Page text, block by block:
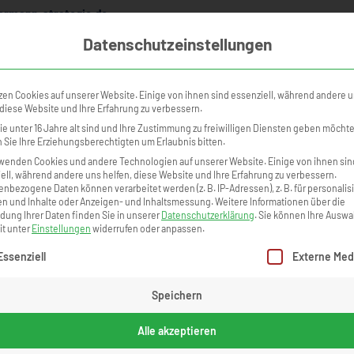
strategie.de
KURSKALENDER ONLINE ACADEMY
Dieter Ohm - Fjorborg
überrascht! Es hat mir wieder
und die Sinne geschärft!"
wieder Struktur verliehen und die Sinne geschärft!
Zurück zur Übersicht »
Datenschutzeinstellungen
Cookies auf unserer Website. Einige von ihnen sind essenziell, während andere
Website und Ihre Erfahrung zu verbessern.
unter 16 Jahre alt sind und Ihre Zustimmung zu freiwilligen Diensten geben
Sie Ihre Erziehungsberechtigten um Erlaubnis bitten.
Cookies und andere Technologien auf unserer Website. Einige von ihnen
während andere uns helfen, diese Website und Ihre Erfahrung zu verbessern.
Daten können verarbeitet werden (z. B. IP-Adressen), z. B. für
und Inhalte oder Anzeigen- und Inhaltsmessung.Weitere Informationen über die
Ihrer Daten finden Sie in unserer Datenschutzerklärung.Sie können Ihre
unter Einstellungen widerrufen oder anpassen.
eine Liste der Service-Gruppen, für die eine Einwilligung erteilt
Externe
Speichern
Alle akzeptieren